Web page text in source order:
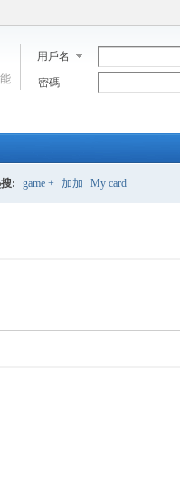
用戶名
密碼
: game + 加加 My card